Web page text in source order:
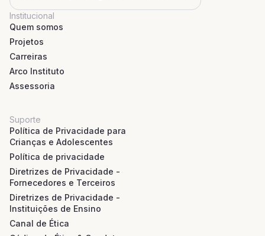
Institucional
Quem somos
Projetos
Carreiras
Arco Instituto
Assessoria
Suporte
Política de Privacidade para
Crianças e Adolescentes
Política de privacidade
Diretrizes de Privacidade -
Fornecedores e Terceiros
Diretrizes de Privacidade -
Instituições de Ensino
Canal de Ética